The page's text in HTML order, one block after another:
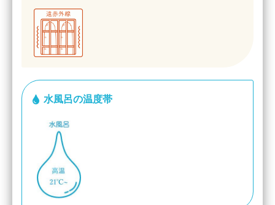
水風呂の温度帯